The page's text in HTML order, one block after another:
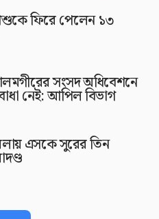
ফিরে পেলেন ১৩
সংসদ অধিবেশনে
নেই: আপিল বিভাগ
এসকে সুরের তিন